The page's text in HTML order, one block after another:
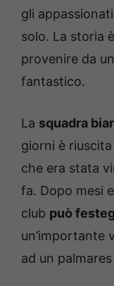
gli
solo. La storia
provenire da
fantastico.
La squadra
giorni è
che era stata
fa. Dopo mesi
club può
un’importante
ad un